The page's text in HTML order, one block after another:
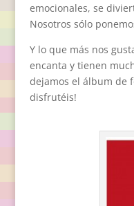
emocionales, se
Nosotros sólo
Y lo que más nos
encanta y tienen
dejamos el álbum de
disfrutéis!